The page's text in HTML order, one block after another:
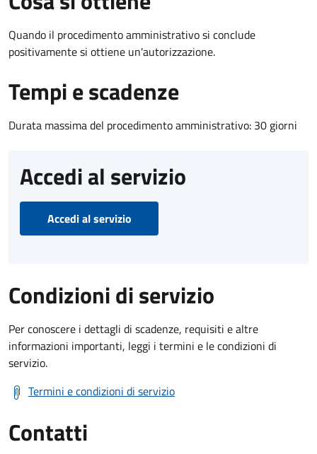
Quando il procedimento amministrativo si conclude
positivamente si ottiene un'autorizzazione.
Tempi e scadenze
Durata massima del procedimento amministrativo: 30 giorni
Accedi al servizio
Accedi al servizio
Condizioni di servizio
Per conoscere i dettagli di scadenze, requisiti e altre
informazioni importanti, leggi i termini e le condizioni di
servizio.
Termini e condizioni di servizio
Contatti